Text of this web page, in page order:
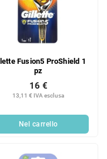
Fusion5 ProShield 1
pz
13,11 € IVA esclusa
16 €
Nel carrello